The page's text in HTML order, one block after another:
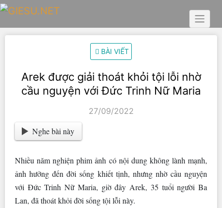
Skip
content
BÀI VIẾT
Arek được giải thoát khỏi tội lỗi nhờ
cầu nguyện với Đức Trinh Nữ Maria
27/09/2022
Nghe bài này
Nhiều năm nghiện phim ảnh có nội dung không lành mạnh,
ảnh hưởng đến đời sống khiết tịnh, nhưng nhờ cầu nguyện
với Đức Trinh Nữ Maria, giờ đây Arek, 35 tuổi người Ba
Lan, đã thoát khỏi đời sống tội lỗi này.